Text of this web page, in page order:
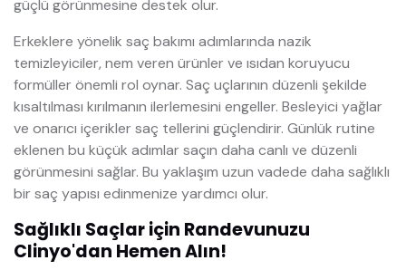
güçlü görünmesine destek olur.
Erkeklere yönelik saç bakımı adımlarında nazik
temizleyiciler, nem veren ürünler ve ısıdan koruyucu
formüller önemli rol oynar. Saç uçlarının düzenli şekilde
kısaltılması kırılmanın ilerlemesini engeller. Besleyici yağlar
ve onarıcı içerikler saç tellerini güçlendirir. Günlük rutine
eklenen bu küçük adımlar saçın daha canlı ve düzenli
görünmesini sağlar. Bu yaklaşım uzun vadede daha sağlıklı
bir saç yapısı edinmenize yardımcı olur.
Sağlıklı Saçlar için Randevunuzu
Clinyo'dan Hemen Alın!